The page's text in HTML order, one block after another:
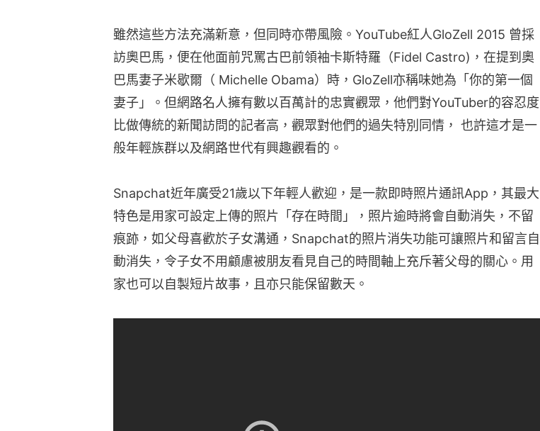
雖然這些方法充滿新意，但同時亦帶風險。YouTube紅人GloZell 2015 曾採
訪奧巴馬，便在他面前咒罵古巴前領袖卡斯特羅（Fidel Castro)，在提到奧
巴馬妻子米歇爾（ Michelle Obama）時，GloZell亦稱味她為「你的第一個
妻子」。但網路名人擁有數以百萬計的忠實觀眾，他們對YouTuber的容忍度
比做傳統的新聞訪問的記者高，觀眾對他們的過失特別同情， 也許這才是一
般年輕族群以及網路世代有興趣觀看的。
Snapchat近年廣受21歲以下年輕人歡迎，是一款即時照片通訊App，其最大
特色是用家可設定上傳的照片「存在時間」，照片逾時將會自動消失，不留
痕跡，如父母喜歡於子女溝通，Snapchat的照片消失功能可讓照片和留言自
動消失，令子女不用顧慮被朋友看見自己的時間軸上充斥著父母的關心。用
家也可以自製短片故事，且亦只能保留數天。